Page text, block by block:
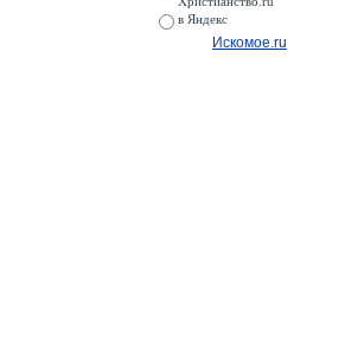
в Яндекс
Искомое.ru